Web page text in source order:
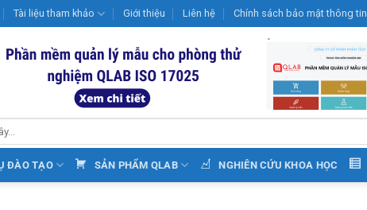
Tài liệu tham khảo Giới thiệu Liên hệ Chính sách bảo mật thông tin
ĐÀO TẠO SẢN PHẨM QLAB NGHIÊN CỨU KHOA HỌC